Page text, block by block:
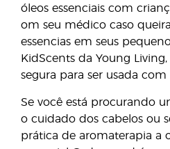
óleos essenciais com
om seu médico caso
essencias em seus
KidScents da Young
segura para ser usada com
Se você está procurando
o cuidado dos cabelos ou
prática de aromaterapia a